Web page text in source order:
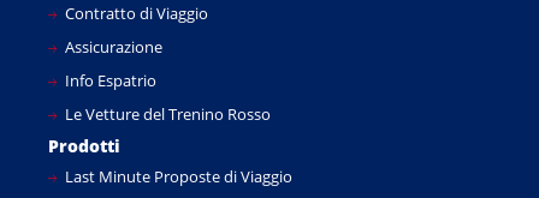
Contratto di Viaggio
Assicurazione
Info Espatrio
Le Vetture del Trenino Rosso
Prodotti
Last Minute Proposte di Viaggio